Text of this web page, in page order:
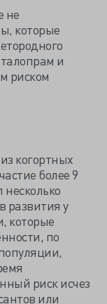
не
которые
и
риском
когортных
более 9
развития у
которые
по
риск исчез
или